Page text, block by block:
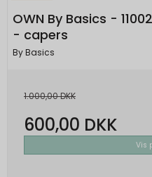
OWN By Basics -
- capers
By Basics
1.000,00 DKK
600,00 DKK
Vis